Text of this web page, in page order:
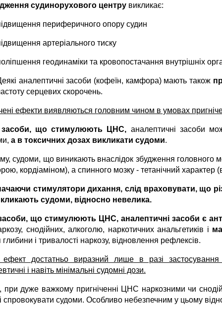
судинорухо­вого центру викликає:
пери­феричного опору судин
артеріального тиску
геодинаміки та кровопостачання внутрішніх
аналептичні засоби (кофеїн, камфора) мають також
серцевих скорочень.
ефекти виявляються голов­ним чином в умовах
що стимулюють ЦНС, аналептичні засоби
а в токсичних дозах викликати судоми.
судоми, що виникають внаслідок збудження го­ловного
кордіаміном), а спинного мозку - тетанічний характер
стимулятори дихання, слід враховувати, що
судоми, відносно невелика.
що стимулюють ЦНС, аналептичні засоби є
снодійних, алкоголю, наркотичних анальгетиків і
і тривалості наркозу, від­новлення рефлексів.
ефект достат­ньо виразний лише в разі
і навіть мінімаль­ні судомні дози.
при дуже важкому при­гніченні ЦНС наркозними чи
спровокувати судоми. Особливо небезпечним у цьому